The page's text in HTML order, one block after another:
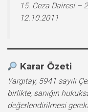
15. Ceza Dairesi –
12.10.2011
Karar Özeti
Yargıtay, 5941 sayılı
birlikte, sanığın
değerlendirilmesi